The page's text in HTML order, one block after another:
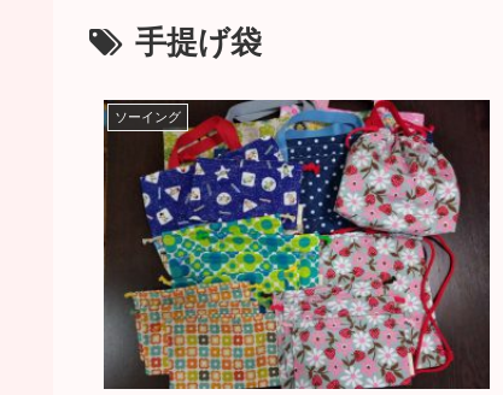
手提げ袋
ソーイング